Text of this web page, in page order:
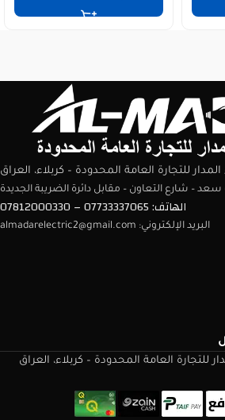
للتجارة العامة المحدودة – كربلاء، العراق
– شارع التعاون – مقابل دائرة الضريبة الجديدة
الهاتف: 07733337065 – 07812000330
البريد الإلكتروني: almadarelectric2@gmail.com